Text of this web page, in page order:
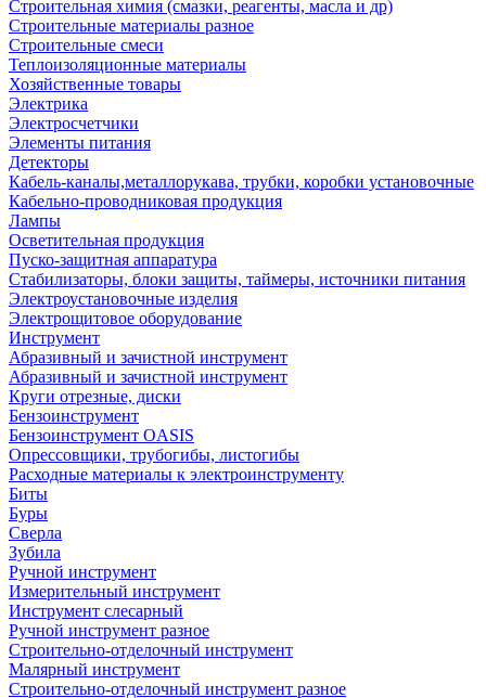
Строительная химия (смазки, реагенты, масла и др)
Строительные материалы разное
Строительные смеси
Теплоизоляционные материалы
Хозяйственные товары
Электрика
Электросчетчики
Элементы питания
Детекторы
Кабель-каналы,металлорукава, трубки, коробки установочные
Кабельно-проводниковая продукция
Лампы
Осветительная продукция
Пуско-защитная аппаратура
Стабилизаторы, блоки защиты, таймеры, источники питания
Электроустановочные изделия
Электрощитовое оборудование
Инструмент
Абразивный и зачистной инструмент
Абразивный и зачистной инструмент
Круги отрезные, диски
Бензоинструмент
Бензоинструмент OASIS
Опрессовщики, трубогибы, листогибы
Расходные материалы к электроинструменту
Биты
Буры
Сверла
Зубила
Ручной инструмент
Измерительный инструмент
Инструмент слесарный
Ручной инструмент разное
Строительно-отделочный инструмент
Малярный инструмент
Строительно-отделочный инструмент разное